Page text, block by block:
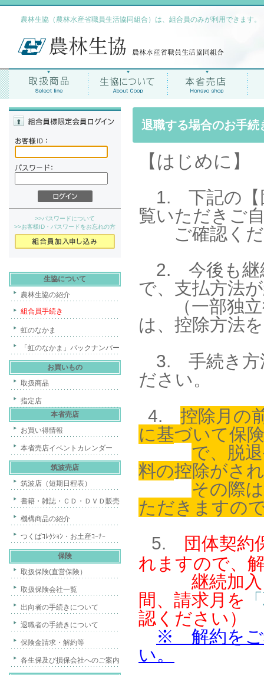
農林生協（農林水産省職員生活協同組合）は、組合員のみが利用できます。
>>パスワードについて
>>お客様ID・パスワードをお忘れの方
生協について
農林生協の紹介
組合員手続き
虹のなかま
「虹のなかま」バックナンバー
お買いもの
取扱商品
指定店
本省売店
お買い得情報
本省売店イベントカレンダー
筑波売店
筑波店（短期日程表）
書籍・雑誌・ＣＤ・ＤＶＤ販売
機構商品の紹介
つくばｺﾚｸｼｮﾝ・お土産ｺｰﾅｰ
保険
取扱保険(直営保険）
取扱保険会社一覧
出向者の手続きについて
退職者の手続きについて
保険金請求・解約等
各生保及び損保会社へのご案内
退職する場合のお手続
【はじめに】
1. 下記の【
覧いただきご
ご確認くだ
2. 今後も継
で、支払方法
（一部独立
は、 控除方法
3. 手続き方
ださい。
4.
控除月の
に基づいて保
で、脱
料の控除がさ
その際
ただきますの
5.
団体契約
れますので、
継続加入と
間、請求月を
認ください）
※ 解約をご
い。